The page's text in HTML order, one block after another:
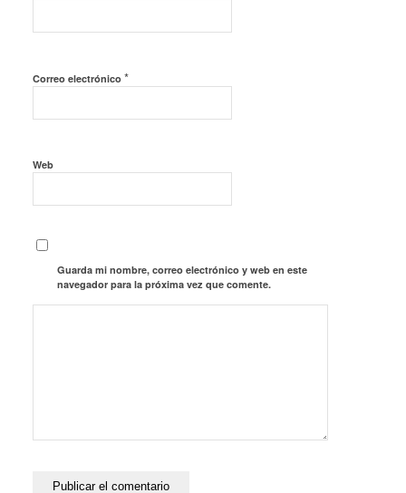
Correo electrónico *
Web
Guarda mi nombre, correo electrónico y web en este
navegador para la próxima vez que comente.